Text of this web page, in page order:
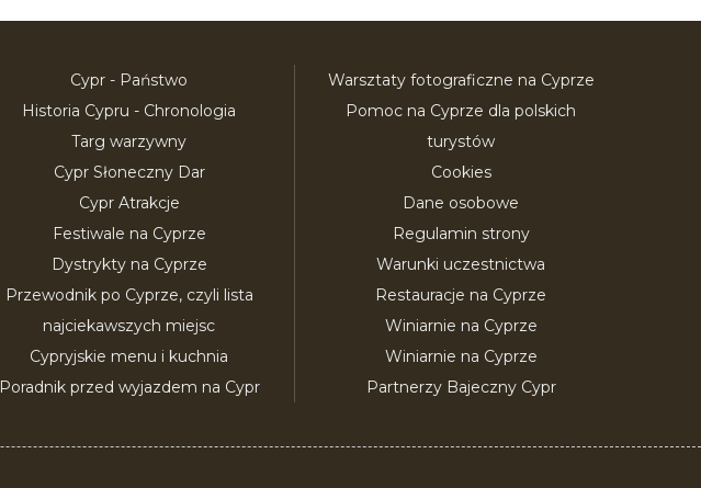
Cypr - Państwo
Historia Cypru - Chronologia
Targ warzywny
Cypr Słoneczny Dar
Cypr Atrakcje
Festiwale na Cyprze
Dystrykty na Cyprze
Przewodnik po Cyprze, czyli lista
najciekawszych miejsc
Cypryjskie menu i kuchnia
Poradnik przed wyjazdem na Cypr
Warsztaty fotograficzne na Cyprze
Pomoc na Cyprze dla polskich
turystów
Cookies
Dane osobowe
Regulamin strony
Warunki uczestnictwa
Restauracje na Cyprze
Winiarnie na Cyprze
Winiarnie na Cyprze
Partnerzy Bajeczny Cypr